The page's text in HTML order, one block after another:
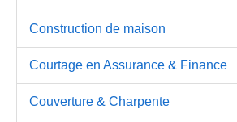
Construction de maison
Courtage en Assurance & Finance
Couverture & Charpente